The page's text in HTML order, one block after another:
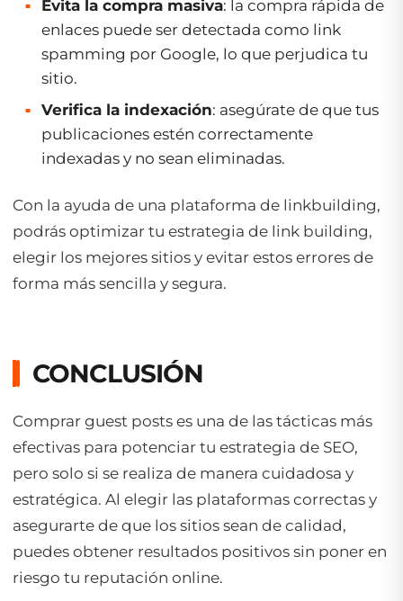
Evita la compra masiva: la compra rápida de
enlaces puede ser detectada como link
spamming por Google, lo que perjudica tu
sitio.
Verifica la indexación: asegúrate de que tus
publicaciones estén correctamente
indexadas y no sean eliminadas.
Con la ayuda de una plataforma de linkbuilding,
podrás optimizar tu estrategia de link building,
elegir los mejores sitios y evitar estos errores de
forma más sencilla y segura.
CONCLUSIÓN
Comprar guest posts es una de las tácticas más
efectivas para potenciar tu estrategia de SEO,
pero solo si se realiza de manera cuidadosa y
estratégica. Al elegir las plataformas correctas y
asegurarte de que los sitios sean de calidad,
puedes obtener resultados positivos sin poner en
riesgo tu reputación online.